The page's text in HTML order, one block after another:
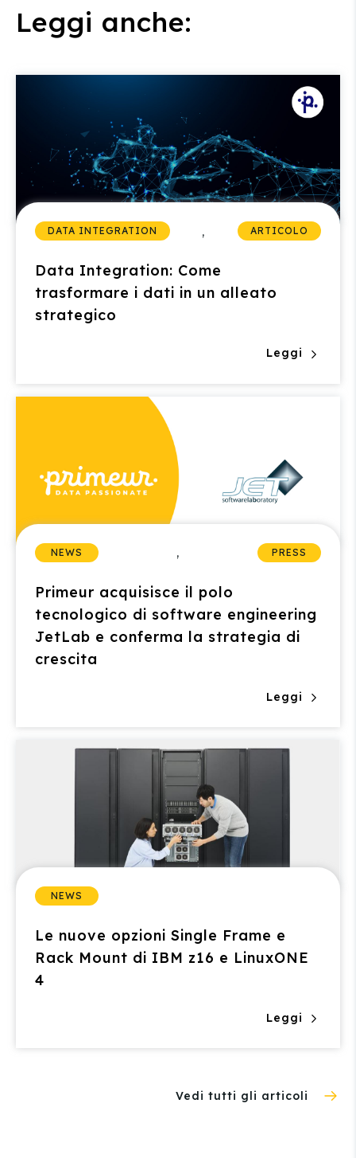
Leggi anche:
DATA INTEGRATION , ARTICOLO
Data Integration: Come
trasformare i dati in un alleato
strategico
Leggi
NEWS , PRESS
Primeur acquisisce il polo
tecnologico di software engineering
JetLab e conferma la strategia di
crescita
Leggi
NEWS
Le nuove opzioni Single Frame e
Rack Mount di IBM z16 e LinuxONE
4
Leggi
Vedi tutti gli articoli